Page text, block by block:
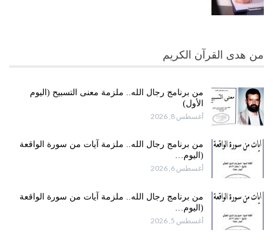
من هدى القرآن الكريم
من برنامج رجال الله.. ملزمة معنى التسبيح (اليوم
الأول)
أغسطس 8, 2026
من برنامج رجال الله.. ملزمة آيات من سورة الواقعة
(اليوم…
أغسطس 6, 2026
من برنامج رجال الله.. ملزمة آيات من سورة الواقعة
(اليوم…
أغسطس 5, 2026